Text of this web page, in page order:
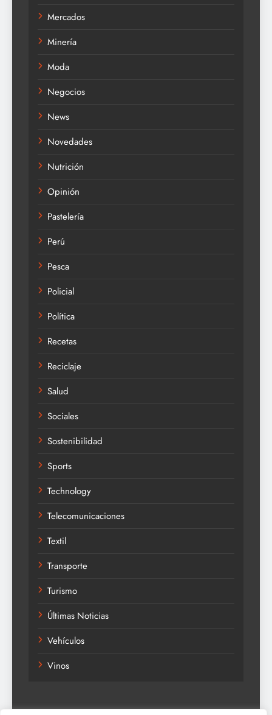
Mercados
Minería
Moda
Negocios
News
Novedades
Nutrición
Opinión
Pastelería
Perú
Pesca
Policial
Política
Recetas
Reciclaje
Salud
Sociales
Sostenibilidad
Sports
Technology
Telecomunicaciones
Textil
Transporte
Turismo
Últimas Noticias
Vehículos
Vinos